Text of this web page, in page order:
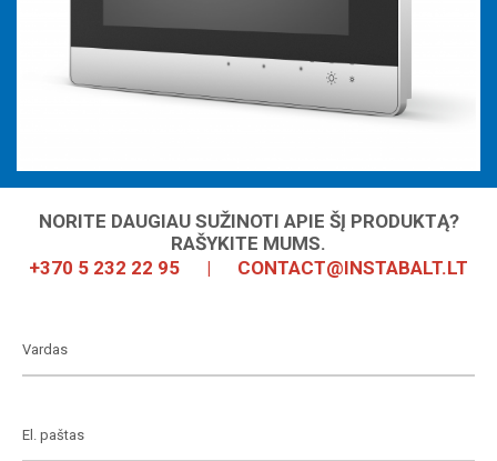
NORITE DAUGIAU SUŽINOTI APIE ŠĮ PRODUKTĄ?
RAŠYKITE MUMS.
+370 5 232 22 95
| CONTACT@INSTABALT.LT